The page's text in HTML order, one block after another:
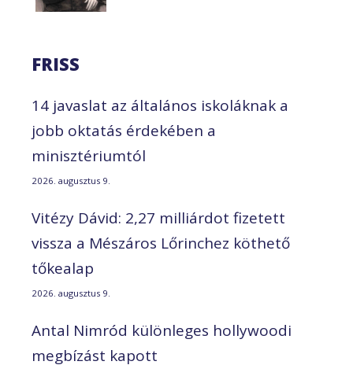
FRISS
14 javaslat az általános iskoláknak a
jobb oktatás érdekében a
minisztériumtól
2026. augusztus 9.
Vitézy Dávid: 2,27 milliárdot fizetett
vissza a Mészáros Lőrinchez köthető
tőkealap
2026. augusztus 9.
Antal Nimród különleges hollywoodi
megbízást kapott